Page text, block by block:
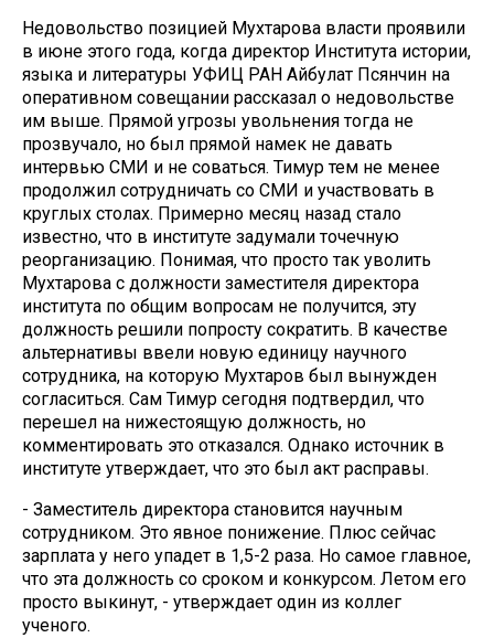
Недовольство позицией Мухтарова власти проявили
в июне этого года, когда директор Института истории,
языка и литературы УФИЦ РАН Айбулат Псянчин на
оперативном совещании рассказал о недовольстве
им выше. Прямой угрозы увольнения тогда не
прозвучало, но был прямой намек не давать
интервью СМИ и не соваться. Тимур тем не менее
продолжил сотрудничать со СМИ и участвовать в
круглых столах. Примерно месяц назад стало
известно, что в институте задумали точечную
реорганизацию. Понимая, что просто так уволить
Мухтарова с должности заместителя директора
института по общим вопросам не получится, эту
должность решили попросту сократить. В качестве
альтернативы ввели новую единицу научного
сотрудника, на которую Мухтаров был вынужден
согласиться. Сам Тимур сегодня подтвердил, что
перешел на нижестоящую должность, но
комментировать это отказался. Однако источник в
институте утверждает, что это был акт расправы.
- Заместитель директора становится научным
сотрудником. Это явное понижение. Плюс сейчас
зарплата у него упадет в 1,5-2 раза. Но самое главное,
что эта должность со сроком и конкурсом. Летом его
просто выкинут, - утверждает один из коллег
ученого.